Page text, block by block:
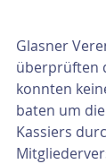
Glasner
überprüften
konnten
baten um
Kassiers